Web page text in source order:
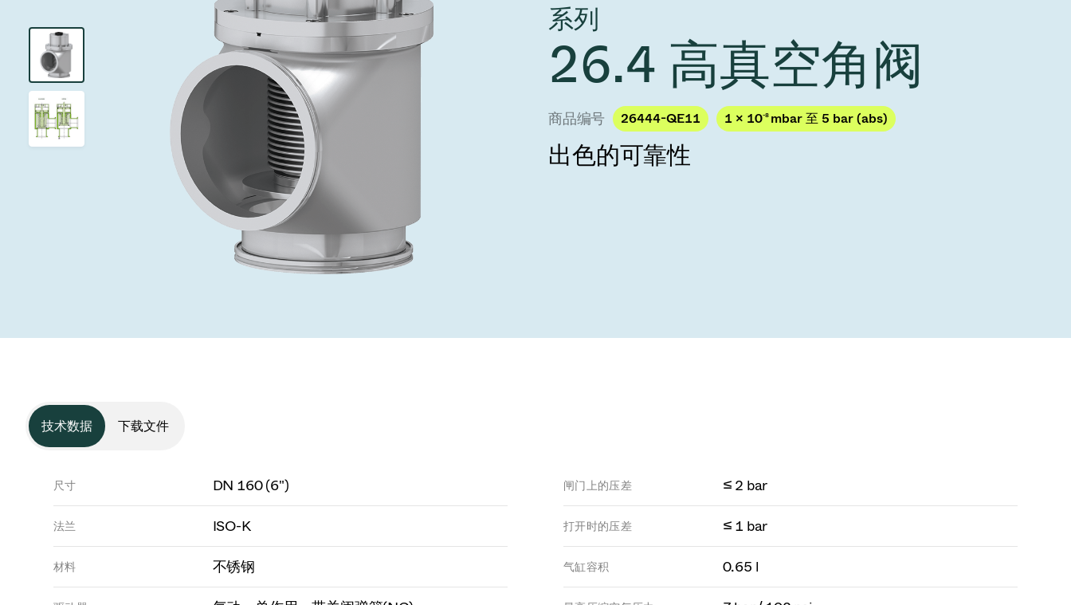
Semicon Taiwan 2026
year 2026 Results
Ad hoc announcement pursuant to Art. 53
LR
Ad hoc announcement pursuant to Art. 53
LR
泄压/排气阀
气体计量/漏气阀
3位置真空阀
真空止回阀
快关 / 束流阻挡器阀
真空全金属阀
真空传输阀
离子植入术
化学气相沉积
OLED喷墨打印
半导体无尘系统
真空干燥
真空灭菌
药品冷冻干燥
研究
您的应用
Analyst coverage
Contact for investors
News services
工作机会
供应链管理
下载文件
系列
26.4 高真空角阀
商品编号 26444-QE11 1 × 10-8 mbar 至 5 bar (abs)
出色的可靠性
技术数据 下载文件
尺寸 DN 160 (6")
法兰 ISO-K
材料 不锈钢
闸门上的压差 ≤ 2 bar
打开时的压差 ≤ 1 bar
气缸容积 0.65 l